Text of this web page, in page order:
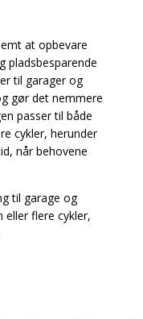
at opbevare
pladsbesparende
til garager og
gør det nemmere
passer til både
cykler, herunder
når behovene
til garage og
eller flere cykler,